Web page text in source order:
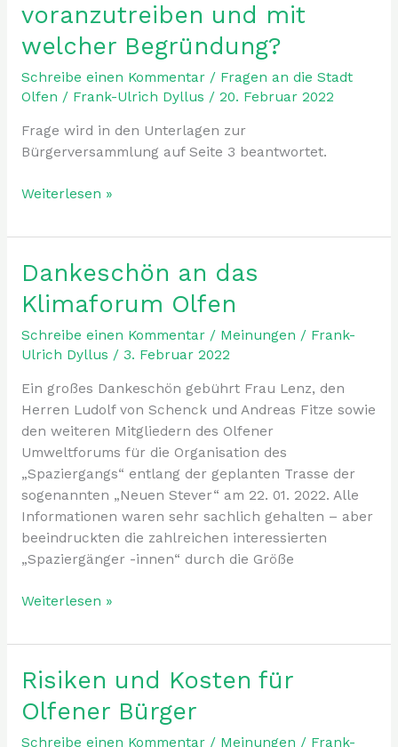
voranzutreiben und mit
welcher Begründung?
Schreibe einen Kommentar / Fragen an die Stadt
Olfen / Frank-Ulrich Dyllus / 20. Februar 2022
Frage wird in den Unterlagen zur
Bürgerversammlung auf Seite 3 beantwortet.
Bürgermeister
angewiesen,
Projekt
Stever“
in
der
voranzutreiben
mit
welcher
Weiterlesen »
Dankeschön an das
Klimaforum Olfen
Schreibe einen Kommentar / Meinungen / Frank-
Ulrich Dyllus / 3. Februar 2022
Ein großes Dankeschön gebührt Frau Lenz, den
Herren Ludolf von Schenck und Andreas Fitze sowie
den weiteren Mitgliedern des Olfener
Umweltforums für die Organisation des
„Spaziergangs“ entlang der geplanten Trasse der
sogenannten „Neuen Stever“ am 22. 01. 2022. Alle
Informationen waren sehr sachlich gehalten – aber
beeindruckten die zahlreichen interessierten
„Spaziergänger -innen“ durch die Größe
Dankeschön
das
Klimaforum
Olfen
Weiterlesen »
Risiken und Kosten für
Olfener Bürger
Schreibe einen Kommentar / Meinungen / Frank-
Risiken
Kosten
für